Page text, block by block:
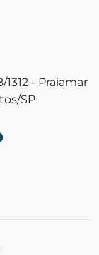
- Praiamar
SP